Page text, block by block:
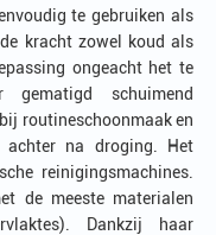
te gebruiken als
kracht zowel koud als
ongeacht het te
gematigd schuimend
routineschoonmaak en
na droging. Het
reinigingsmachines.
de meeste materialen
Dankzij haar